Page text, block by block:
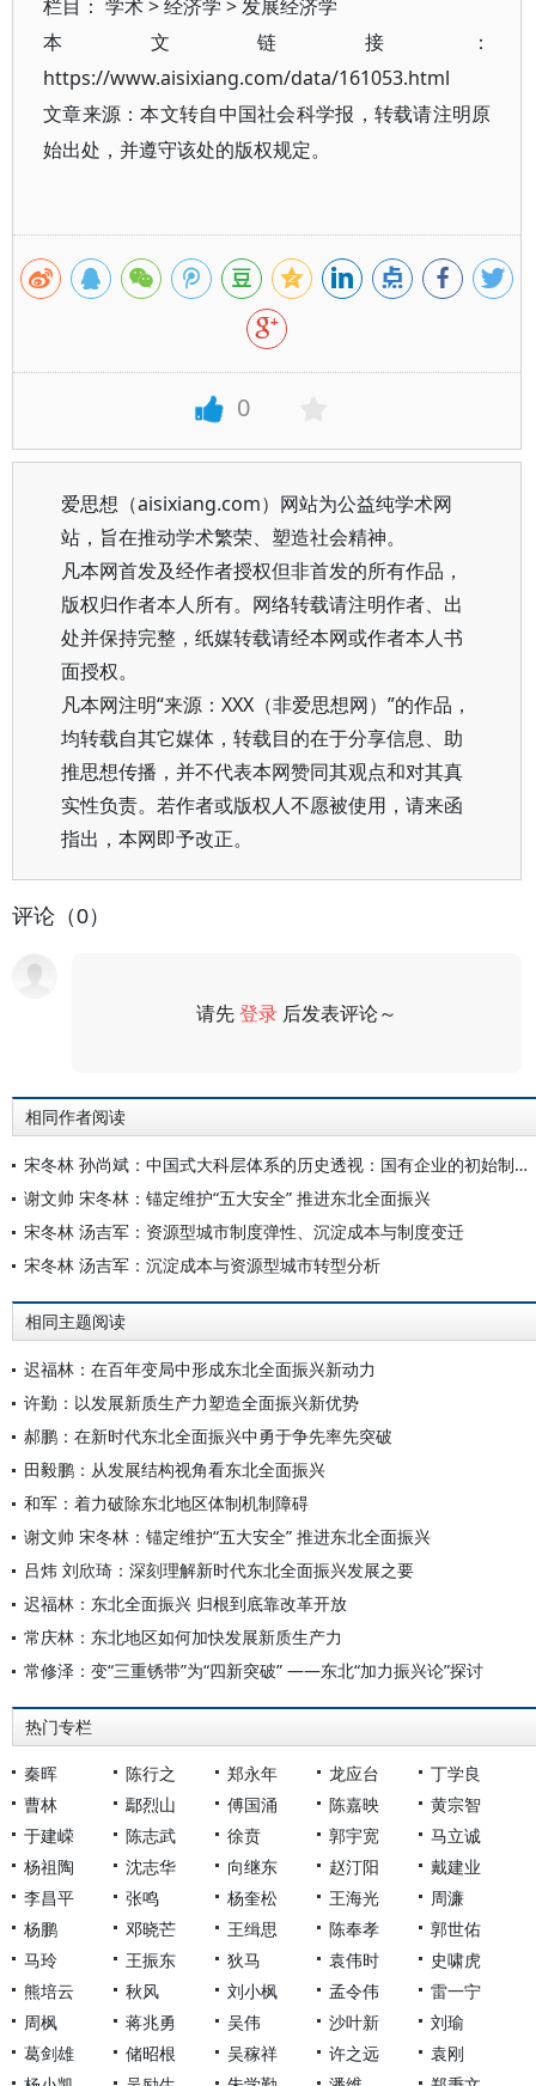
栏目： 学术>经济学 >发展经济学
本文链接：
https://www.aisixiang.com/data/161053.html
文章来源：本文转自中国社会科学报，转载请注明原
始出处，并遵守该处的版权规定。
0
爱思想（aisixiang.com）网站为公益纯学术网
站，旨在推动学术繁荣、塑造社会精神。
凡本网首发及经作者授权但非首发的所有作品，
版权归作者本人所有。网络转载请注明作者、出
处并保持完整，纸媒转载请经本网或作者本人书
面授权。
凡本网注明“来源：XXX（非爱思想网）”的作品，
均转载自其它媒体，转载目的在于分享信息、助
推思想传播，并不代表本网赞同其观点和对其真
实性负责。若作者或版权人不愿被使用，请来函
指出，本网即予改正。
评论（0）
请先登录 后发表评论～
相同作者阅读
宋冬林 孙尚斌：中国式大科层体系的历史透视：国有企业的初始制度逻辑
谢文帅 宋冬林：锚定维护“五大安全” 推进东北全面振兴
宋冬林 汤吉军：资源型城市制度弹性、沉淀成本与制度变迁
宋冬林 汤吉军：沉淀成本与资源型城市转型分析
相同主题阅读
迟福林：在百年变局中形成东北全面振兴新动力
许勤：以发展新质生产力塑造全面振兴新优势
郝鹏：在新时代东北全面振兴中勇于争先率先突破
田毅鹏：从发展结构视角看东北全面振兴
和军：着力破除东北地区体制机制障碍
谢文帅 宋冬林：锚定维护“五大安全” 推进东北全面振兴
吕炜 刘欣琦：深刻理解新时代东北全面振兴发展之要
迟福林：东北全面振兴 归根到底靠改革开放
常庆林：东北地区如何加快发展新质生产力
常修泽：变“三重锈带”为“四新突破” ——东北“加力振兴论”探讨
热门专栏
秦晖 陈行之 郑永年 龙应台
丁学良
曹林
鄢烈山 傅国涌 陈嘉映
黄宗智
于建嵘
陈志武 徐贲 郭宇宽
马立诚
杨祖陶
沈志华 向继东 赵汀阳
戴建业
李昌平
张鸣 杨奎松 王海光
周濂
杨鹏
邓晓芒 王缉思 陈奉孝
郭世佑
马玲
王振东 狄马 袁伟时
史啸虎
熊培云
秋风 刘小枫 孟令伟
雷一宁
周枫
蒋兆勇 吴伟 沙叶新
刘瑜
葛剑雄
储昭根 吴稼祥 许之远
袁刚